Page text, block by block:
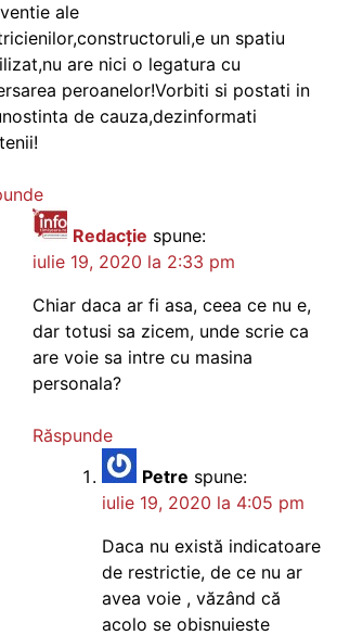
ale
un spatiu
are nici o legatura cu
peroanelor!Vorbiti si postati in
de cauza,dezinformati
Redacție spune:
iulie 19, 2020 la 2:33 pm
Chiar daca ar fi asa, ceea ce nu e,
dar totusi sa zicem, unde scrie ca
are voie sa intre cu masina
personala?
Răspunde
Petre spune:
iulie 19, 2020 la 4:05 pm
Daca nu există indicatoare
de restrictie, de ce nu ar
avea voie , văzând că
acolo se obisnuieste